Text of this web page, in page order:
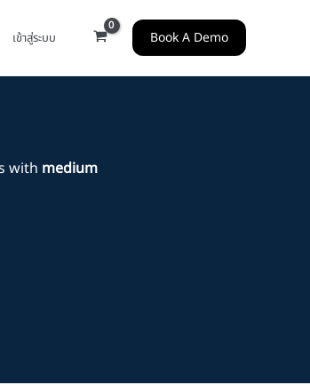
เข้าสู่ระบบ Book A Demo
with medium